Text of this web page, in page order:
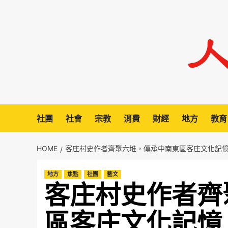
社團 社會 宗教 消費 財經 地方 教育
HOME 客庄村史作者齊聚六堆，傳承中南東區客庄文化記
地方 焦點 社團 藝文
客庄村史作者